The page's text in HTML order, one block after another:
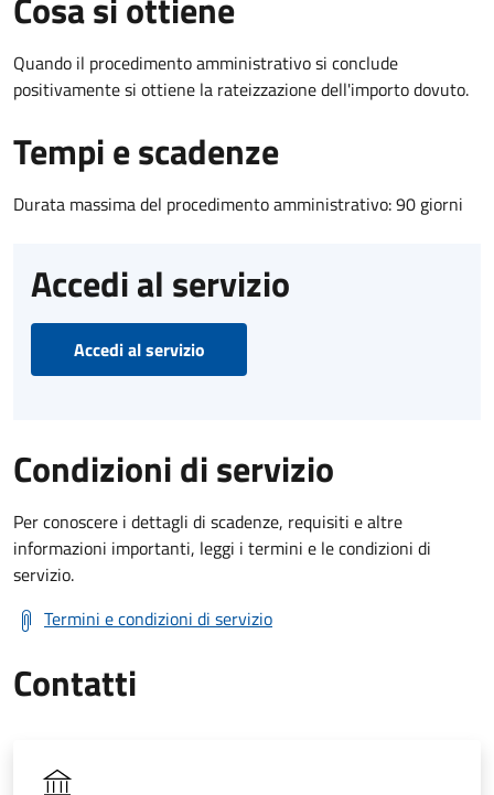
Quando il procedimento amministrativo si conclude
positivamente si ottiene la rateizzazione dell'importo dovuto.
Tempi e scadenze
Durata massima del procedimento amministrativo: 90 giorni
Accedi al servizio
Accedi al servizio
Condizioni di servizio
Per conoscere i dettagli di scadenze, requisiti e altre
informazioni importanti, leggi i termini e le condizioni di
servizio.
Termini e condizioni di servizio
Contatti